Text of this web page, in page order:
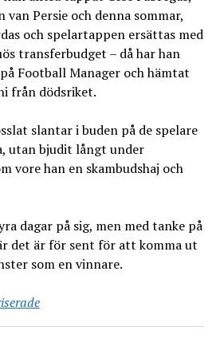
van Persie och denna sommar,
och spelartappen ersättas med
transferbudget – då har han
Football Manager och hämtat
från dödsriket.
slantar i buden på de spelare
utan bjudit långt under
vore han en skambudshaj och
dagar på sig, men med tanke på
det är för sent för att komma ut
som en vinnare.